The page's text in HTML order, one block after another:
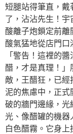
短腿站得筆直，戴
了，沾沾先生！
酸離子炮鎖定前離
酸氣猛地從店門口
「警告！這裡的
醋，才是真理！」
敵，王醋狂，已
泥的焦慮中，正
破的牆門邊緣，
光、像醋罐的機
白色醋霧。它身